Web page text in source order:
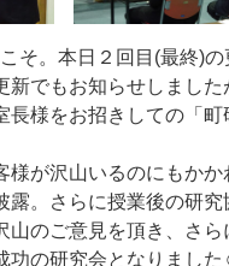
そ。本日２回目(最終)の
でもお知らせしました
長様をお招きしての「
が沢山いるのにもかか
露。さらに授業後の研
山のご意見を頂き、さ
功の研究会となりまし